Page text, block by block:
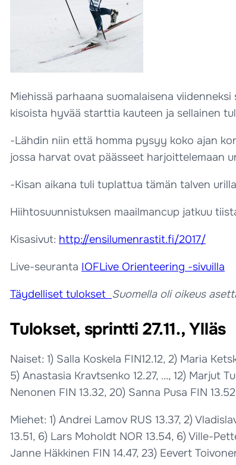
Miehissä parhaana suomalaisena
kisoista hyvää starttia kauteen ja sellainen
-Lähdin niin että homma pysyy koko ajan
jossa harvat ovat päässeet harjoittelemaan
-Kisan aikana tuli tuplattua tämän talven
Hiihtosuunnistuksen maailmancup jatkuu
Kisasivut: http://ensilumenrastit.fi/2017/
Live-seuranta IOFLive Orienteering -sivuilla
Täydelliset tulokset Suomella oli oikeus
Tulokset, sprintti 27.11., Ylläs
Naiset: 1) Salla Koskela FIN12.12, 2) Maria
5) Anastasia Kravtsenko 12.27, …, 12) Marjut
Nenonen FIN 13.32, 20) Sanna Pusa FIN
Miehet: 1) Andrei Lamov RUS 13.37, 2)
13.51, 6) Lars Moholdt NOR 13.54, 6) Ville-
Janne Häkkinen FIN 14.47, 23) Eevert